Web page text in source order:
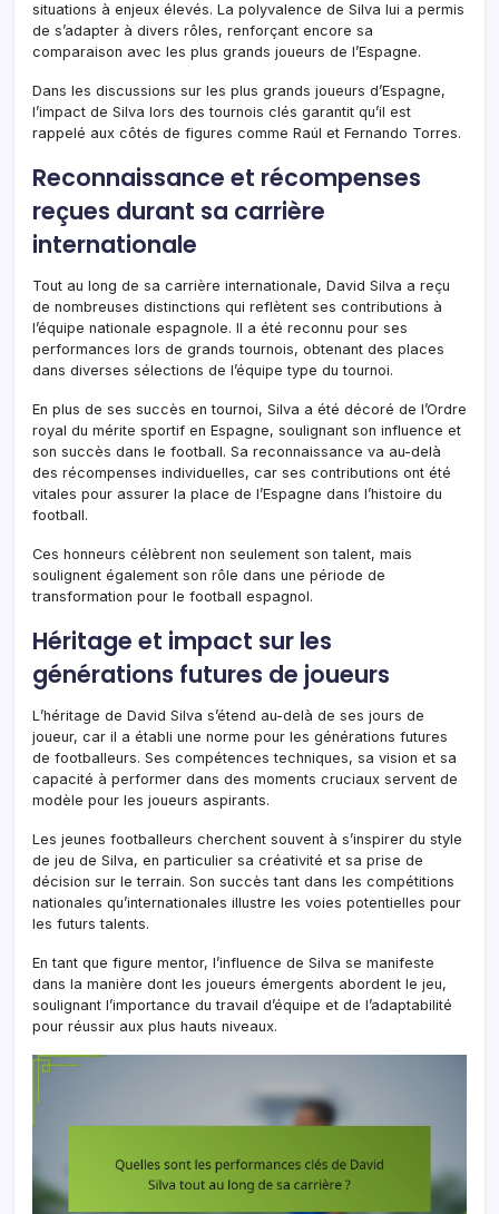
situations à enjeux élevés. La polyvalence de Silva lui a permis
de s’adapter à divers rôles, renforçant encore sa
comparaison avec les plus grands joueurs de l’Espagne.
Dans les discussions sur les plus grands joueurs d’Espagne,
l’impact de Silva lors des tournois clés garantit qu’il est
rappelé aux côtés de figures comme Raúl et Fernando Torres.
Reconnaissance et récompenses
reçues durant sa carrière
internationale
Tout au long de sa carrière internationale, David Silva a reçu
de nombreuses distinctions qui reflètent ses contributions à
l’équipe nationale espagnole. Il a été reconnu pour ses
performances lors de grands tournois, obtenant des places
dans diverses sélections de l’équipe type du tournoi.
En plus de ses succès en tournoi, Silva a été décoré de l’Ordre
royal du mérite sportif en Espagne, soulignant son influence et
son succès dans le football. Sa reconnaissance va au-delà
des récompenses individuelles, car ses contributions ont été
vitales pour assurer la place de l’Espagne dans l’histoire du
football.
Ces honneurs célèbrent non seulement son talent, mais
soulignent également son rôle dans une période de
transformation pour le football espagnol.
Héritage et impact sur les
générations futures de joueurs
L’héritage de David Silva s’étend au-delà de ses jours de
joueur, car il a établi une norme pour les générations futures
de footballeurs. Ses compétences techniques, sa vision et sa
capacité à performer dans des moments cruciaux servent de
modèle pour les joueurs aspirants.
Les jeunes footballeurs cherchent souvent à s’inspirer du style
de jeu de Silva, en particulier sa créativité et sa prise de
décision sur le terrain. Son succès tant dans les compétitions
nationales qu’internationales illustre les voies potentielles pour
les futurs talents.
En tant que figure mentor, l’influence de Silva se manifeste
dans la manière dont les joueurs émergents abordent le jeu,
soulignant l’importance du travail d’équipe et de l’adaptabilité
pour réussir aux plus hauts niveaux.